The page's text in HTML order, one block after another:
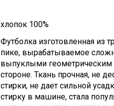
хлопок 100%
Футболка изготовленная из
пике, вырабатываемое
выпуклыми геометрическим
стороне. Ткань прочная, не
стирки, не дает сильной
стирку в машине, стала